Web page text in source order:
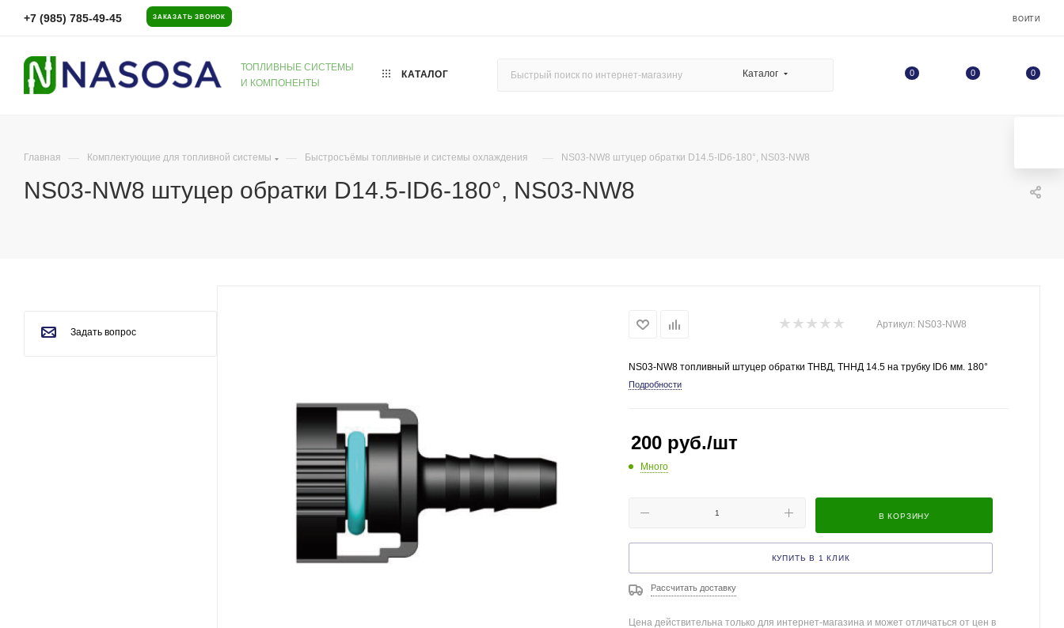
+7 (985) 785-49-45 ЗАКАЗАТЬ ЗВОНОК ВОЙТИ
ТОПЛИВНЫЕ СИСТЕМЫ
И КОМПОНЕНТЫ
КАТАЛОГ Каталог 0 0 0
Главная — Комплектующие для топливной системы — Быстросъёмы топливные и системы охлаждения — NS03-NW8 штуцер обратки D14.5-ID6-180°, NS03-NW8
NS03-NW8 штуцер обратки D14.5-ID6-180°, NS03-NW8
Артикул: NS03-NW8
NS03-NW8 топливный штуцер обратки ТНВД, ТННД 14.5 на трубку ID6 мм. 180°
Подробности
200 руб./шт
Много
В КОРЗИНУ
КУПИТЬ В 1 КЛИК
Рассчитать доставку
Цена действительна только для интернет-магазина и может отличаться от цен в
Задать вопрос